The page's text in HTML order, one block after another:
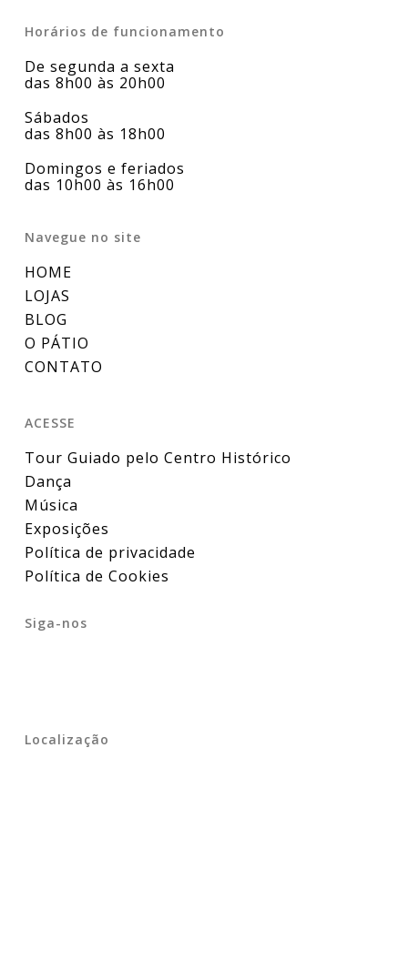
Horários de funcionamento
De segunda a sexta
das 8h00 às 20h00
Sábados
das 8h00 às 18h00
Domingos e feriados
das 10h00 às 16h00
Navegue no site
HOME
LOJAS
BLOG
O PÁTIO
CONTATO
ACESSE
Tour Guiado pelo Centro Histórico
Dança
Música
Exposições
Política de privacidade
Política de Cookies
Siga-nos
Localização